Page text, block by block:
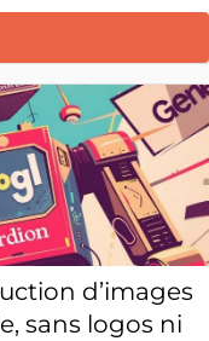
d’images
sans logos ni